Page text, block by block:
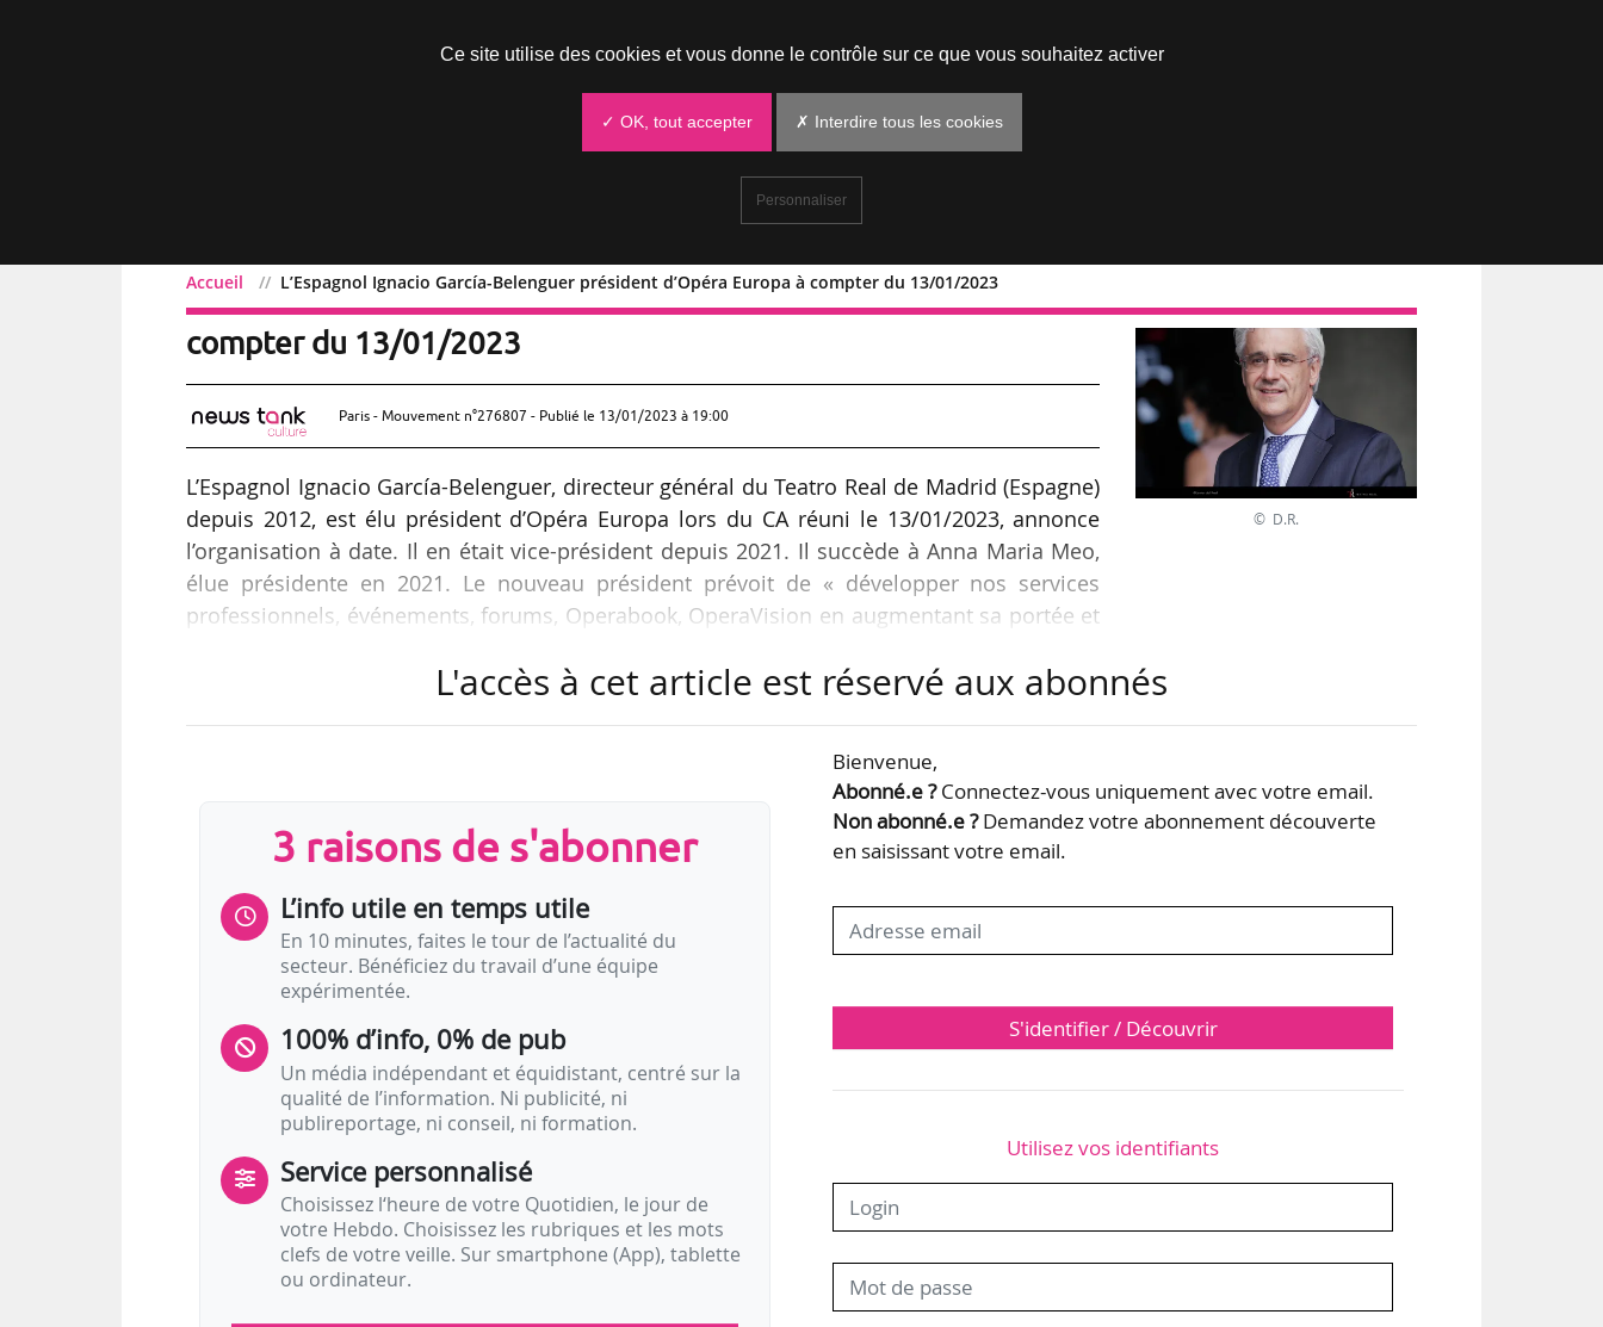
Accueil L’Espagnol Ignacio García-Belenguer président d’Opéra Europa à compter du 13/01/2023
L’Espagnol Ignacio García-Belenguer président d’Opéra Europa à
compter du 13/01/2023
Paris - Mouvement n°276807 - Publié le 13/01/2023 à 19:00
L’Espagnol Ignacio García-Belenguer, directeur général du Teatro Real de Madrid (Espagne)
depuis 2012, est élu président d’Opéra Europa lors du CA réuni le 13/01/2023, annonce
l’organisation à date. Il en était vice-président depuis 2021. Il succède à Anna Maria Meo,
élue présidente en 2021. Le nouveau président prévoit de « développer nos services
professionnels, événements, forums, Operabook, OperaVision en augmentant sa portée et
président et vice-présidente. Alexandra Stampler-Brown, directrice exécutive du Deutsche
Oper am Rhein, est renouvelée dans sa fonction de trésorière et…
© D.R.
L'accès à cet article est réservé aux abonnés
3 raisons de s'abonner
L’info utile en temps utile
En 10 minutes, faites le tour de l’actualité du
secteur. Bénéficiez du travail d’une équipe
expérimentée.
100% d’info, 0% de pub
Un média indépendant et équidistant, centré sur la
qualité de l’information. Ni publicité, ni
publireportage, ni conseil, ni formation.
Service personnalisé
Choisissez l‘heure de votre Quotidien, le jour de
votre Hebdo. Choisissez les rubriques et les mots
clefs de votre veille. Sur smartphone (App), tablette
ou ordinateur.
Bienvenue,
Abonné.e ?Connectez-vous uniquement avec votre email.
Non abonné.e ?Demandez votre abonnement découverte
en saisissant votre email.
S'identifier / Découvrir
Utilisez vos identifiants
Ce site utilise des cookies et vous donne le contrôle sur ce que vous souhaitez activer
✓ OK, tout accepter ✗ Interdire tous les cookies
Personnaliser